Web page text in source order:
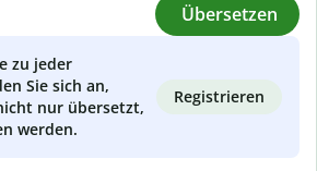
Übersetzen
zu jeder
Sie sich an,
nur übersetzt,
werden.
Registrieren